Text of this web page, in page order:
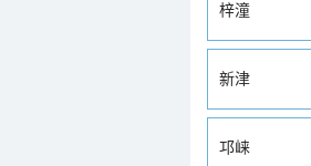
梓潼
新津
邛崃